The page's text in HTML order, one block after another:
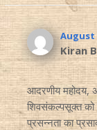
August
Kiran
आदरणीय महोदय,
शिवसंकल्पसूक्त को
प्रसन्नता का